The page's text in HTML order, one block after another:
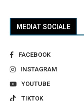
MEDIAT SOCIALE
FACEBOOK
INSTAGRAM
YOUTUBE
TIKTOK